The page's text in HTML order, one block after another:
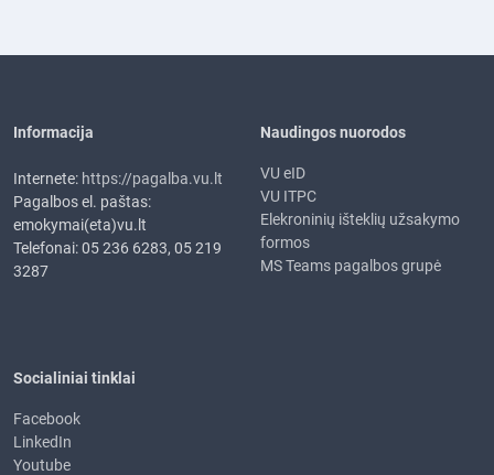
Informacija
Internete: https://pagalba.vu.lt
Pagalbos el. paštas:
emokymai(eta)vu.lt
Telefonai: 05 236 6283, 05 219
3287
Naudingos nuorodos
VU eID
VU ITPC
Elekroninių išteklių užsakymo
formos
MS Teams pagalbos grupė
Socialiniai tinklai
Facebook
LinkedIn
Youtube